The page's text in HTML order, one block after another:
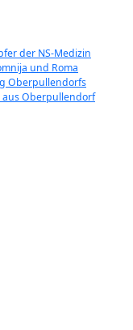
der NS-Medizin
und Roma
Oberpullendorfs
Oberpullendorf